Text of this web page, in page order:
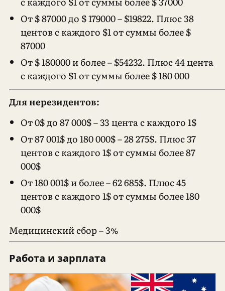
От $ 87000 до $ 179000 – $19822. Плюс 38
центов с каждого $1 от суммы более $
87000
От $ 180000 и более – $54232. Плюс 44 цента
с каждого $1 от суммы более $ 180 000
Для нерезидентов:
От 0$ до 87 000$ – 33 цента с каждого 1$
От 87 001$ до 180 000$ – 28 275$. Плюс 37
центов с каждого 1$ от суммы более 87
000$
От 180 001$ и более – 62 685$. Плюс 45
центов с каждого 1$ от суммы более 180
000$
Медицинский сбор – 3%
Работа и зарплата